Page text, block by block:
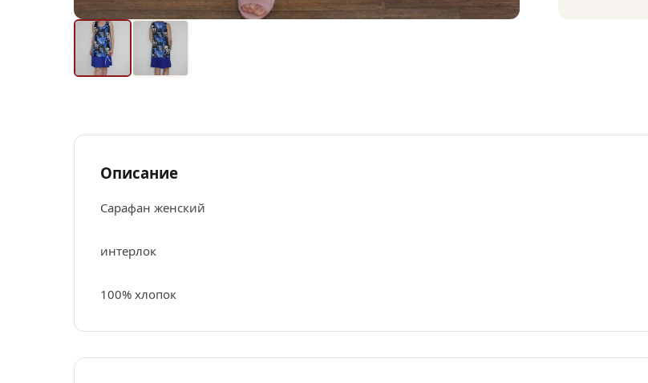
Описание
Сарафан женский
интерлок
100% хлопок